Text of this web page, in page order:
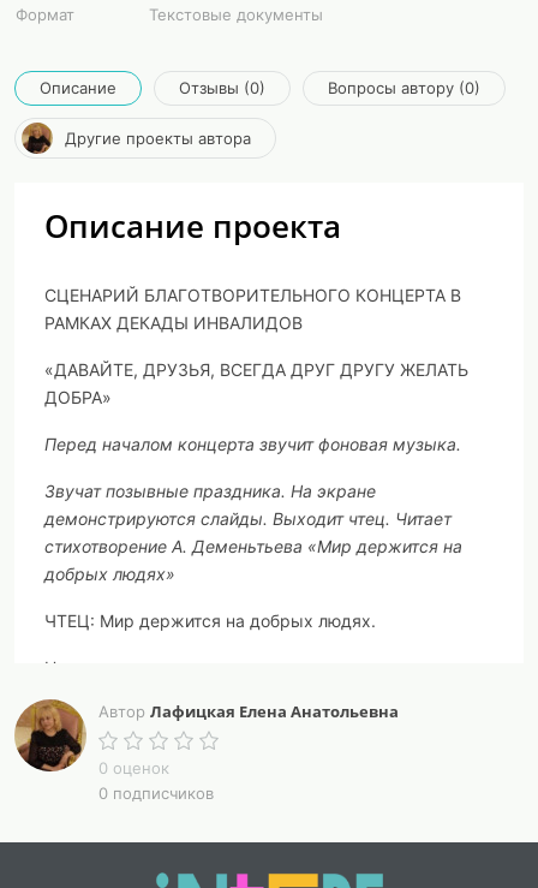
Формат
Текстовые документы
Описание Отзывы (0) Вопросы автору (0)
Другие проекты автора
Описание проекта
СЦЕНАРИЙ БЛАГОТВОРИТЕЛЬНОГО КОНЦЕРТА В
РАМКАХ ДЕКАДЫ ИНВАЛИДОВ
«ДАВАЙТЕ, ДРУЗЬЯ, ВСЕГДА ДРУГ ДРУГУ ЖЕЛАТЬ
ДОБРА»
Перед началом концерта звучит фоновая музыка.
Звучат позывные праздника. На экране
демонстрируются слайды. Выходит чтец. Читает
стихотворение А. Деменьтьева «Мир держится на
добрых людях»
ЧТЕЦ: Мир держится на добрых людях.
Не на агрессии и зле.
И если доброты не будет,
То ничего не будет на земле.
Мир держится на сострадании,
Автор Лафицкая Елена Анатольевна
0 оценок
0 подписчиков